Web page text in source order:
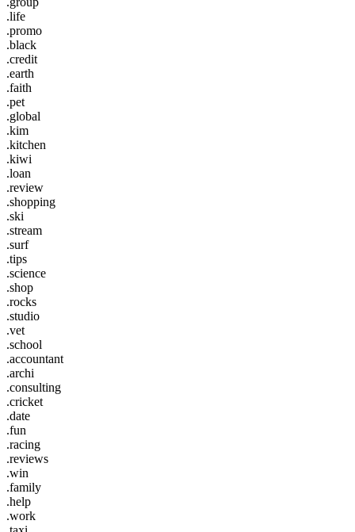
.life
.promo
.black
.credit
.earth
.faith
.pet
.global
.kim
.kitchen
.kiwi
.loan
.review
.shopping
.ski
.stream
.surf
.tips
.science
.shop
.rocks
.studio
.vet
.school
.accountant
.archi
.consulting
.cricket
.date
.fun
.racing
.reviews
.win
.family
.help
.work